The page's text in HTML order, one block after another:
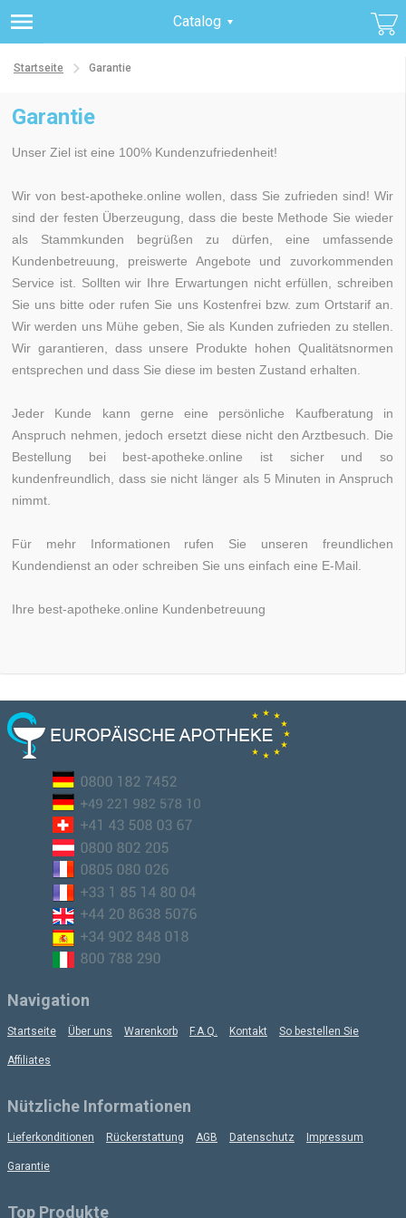
Catalog
Startseite Garantie
Garantie
Unser Ziel ist eine 100% Kundenzufriedenheit!
Wir von best-apotheke.online wollen, dass Sie zufrieden sind! Wir
sind der festen Überzeugung, dass die beste Methode Sie wieder
als Stammkunden begrüßen zu dürfen, eine umfassende
Kundenbetreuung, preiswerte Angebote und zuvorkommenden
Service ist. Sollten wir Ihre Erwartungen nicht erfüllen, schreiben
Sie uns bitte oder rufen Sie uns Kostenfrei bzw. zum Ortstarif an.
Wir werden uns Mühe geben, Sie als Kunden zufrieden zu stellen.
Wir garantieren, dass unsere Produkte hohen Qualitätsnormen
entsprechen und dass Sie diese im besten Zustand erhalten.
Jeder Kunde kann gerne eine persönliche Kaufberatung in
Anspruch nehmen, jedoch ersetzt diese nicht den Arztbesuch. Die
Bestellung bei best-apotheke.online ist sicher und so
kundenfreundlich, dass sie nicht länger als 5 Minuten in Anspruch
nimmt.
Für mehr Informationen rufen Sie unseren freundlichen
Kundendienst an oder schreiben Sie uns einfach eine E-Mail.
Ihre best-apotheke.online Kundenbetreuung
Navigation
Startseite Über uns Warenkorb F.A.Q. Kontakt So bestellen Sie
Affiliates
Nützliche Informationen
Lieferkonditionen Rückerstattung AGB Datenschutz Impressum
Garantie
Top Produkte